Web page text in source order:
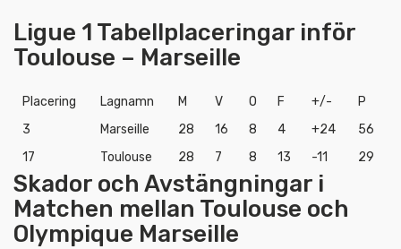
Ligue 1 Tabellplaceringar inför
Toulouse – Marseille
Placering Lagnamn M V O F +/-
P
3
Marseille 28 16 8 4 +24
56
17
Toulouse 28 7 8 13 -11 29
Skador och Avstängningar i
Matchen mellan Toulouse och
Olympique Marseille